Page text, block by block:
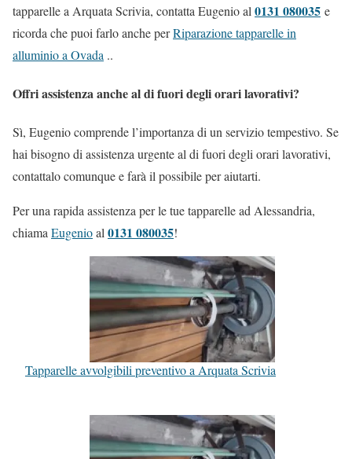
tapparelle a Arquata Scrivia, contatta Eugenio al 0131 080035 e
ricorda che puoi farlo anche perRiparazione tapparelle in
alluminio a Ovada ..
Offri assistenza anche al di fuori degli orari lavorativi?
Sì, Eugenio comprende l’importanza di un servizio tempestivo. Se
hai bisogno di assistenza urgente al di fuori degli orari lavorativi,
contattalo comunque e farà il possibile per aiutarti.
Per una rapida assistenza per le tue tapparelle ad Alessandria,
chiamaEugenioal0131 080035!
Tapparelle avvolgibili preventivo a Arquata Scrivia